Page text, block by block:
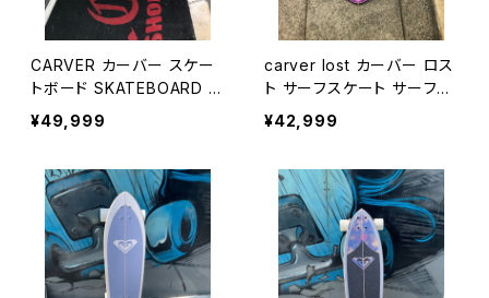
CARVER カーバー スケー
トボード SKATEBOARD S
UPER SLAB C7 COMPLE
TE 31.25
¥49,999
carver lost カーバー ロス
ト サーフスケート サーフィ
ン スケボー
¥42,999